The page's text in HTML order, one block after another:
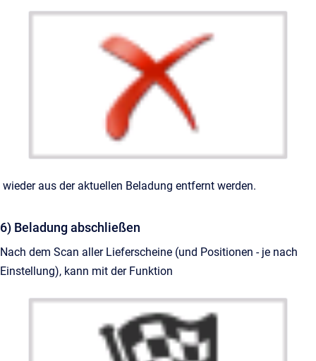
wieder aus der aktuellen Beladung entfernt werden.
6) Beladung abschließen
Nach dem Scan aller Lieferscheine (und Positionen - je nach
Einstellung), kann mit der Funktion